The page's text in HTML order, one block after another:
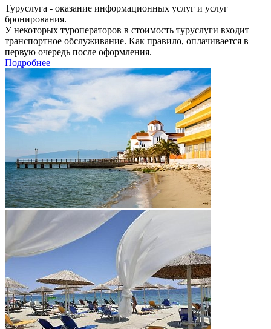
Туруслуга - оказание информационных услуг и услуг
бронирования.
У некоторых туроператоров в стоимость туруслуги входит
транспортное обслуживание. Как правило, оплачивается в
первую очередь после оформления.
Подробнее